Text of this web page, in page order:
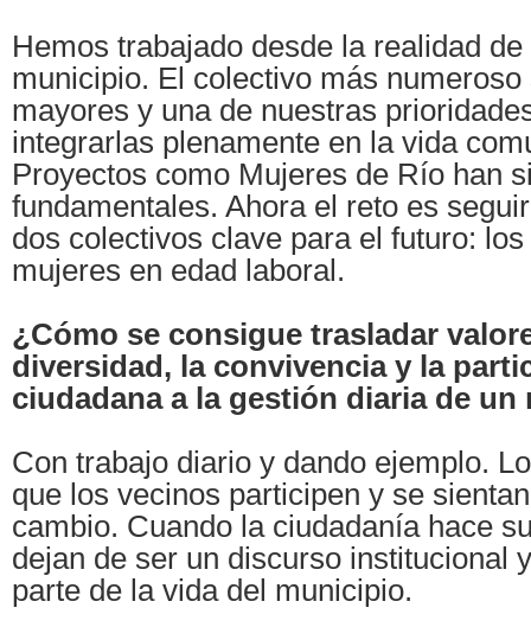
Hemos trabajado desde la realidad
municipio. El colectivo más
mayores y una de nuestras
integrarlas plenamente en la vida
Proyectos como Mujeres de Río han
fundamentales. Ahora el reto es
dos colectivos clave para el futuro:
mujeres en edad laboral.
¿Cómo se consigue trasladar
diversidad, la convivencia y la
ciudadana a la gestión diaria de
Con trabajo diario y dando ejemplo.
que los vecinos participen y se
cambio. Cuando la ciudadanía hace
dejan de ser un discurso institucional
parte de la vida del municipio.